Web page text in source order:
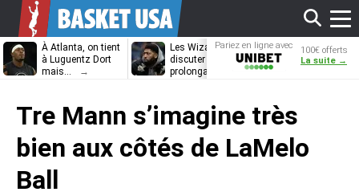
À Atlanta, on tient
à Luguentz Dort
mais…
Les Wizards vont
discuter
prolongation avec
Dennis
découvrira-t-il
Pariez en ligne avec
Unibet
100€ offerts
La suite →
Tre Mann s’imagine très
bien aux côtés de LaMelo
Ball